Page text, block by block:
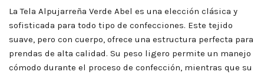
La Tela Alpujarreña Verde Abel es una elección clásica y
sofisticada para todo tipo de confecciones. Este tejido
suave, pero con cuerpo, ofrece una estructura perfecta para
prendas de alta calidad. Su peso ligero permite un manejo
cómodo durante el proceso de confección, mientras que su